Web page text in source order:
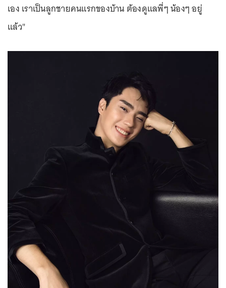
เอง เราเป็นลูกชายคนแรกของบ้าน ต้องดูแลพี่ๆ น้องๆ อยู่
แล้ว"